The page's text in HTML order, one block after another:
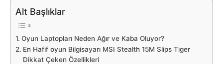
Alt Başlıklar
Oyun Laptopları Neden Ağır ve Kaba Oluyor?
En Hafif oyun Bilgisayarı MSI Stealth 15M Slips Tiger
Dikkat Çeken Özellikleri